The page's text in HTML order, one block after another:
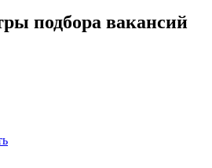
подбора вакансий